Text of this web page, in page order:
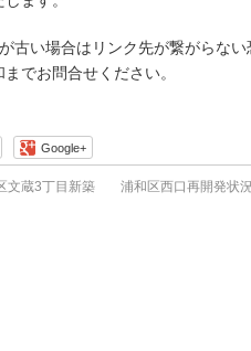
古い場合はリンク先が繋がらない
でお問合せください。
Google+
文蔵3丁目新築
浦和区西口再開発